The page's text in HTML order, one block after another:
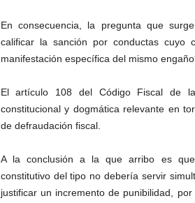
En consecuencia, la pregunta que
calificar la sanción por conductas cuyo
manifestación específica del mismo
El artículo 108 del Código Fiscal de
constitucional y dogmática relevante en
de defraudación fiscal.
A la conclusión a la que arribo es
constitutivo del tipo no debería servir
justificar un incremento de punibilidad,